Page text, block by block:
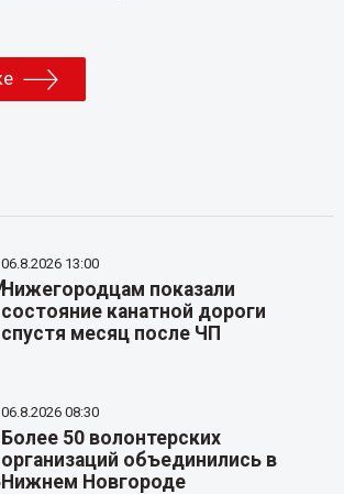
06.8.2026 13:00
Нижегородцам показали
состояние канатной дороги
спустя месяц после ЧП
06.8.2026 08:30
Более 50 волонтерских
организаций объединились в
Нижнем Новгороде